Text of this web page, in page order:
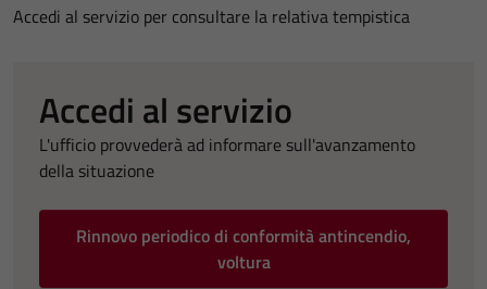
Accedi al servizio per consultare la relativa tempistica
Accedi al servizio
L'ufficio provvederà ad informare sull'avanzamento
della situazione
Rinnovo periodico di conformità antincendio,
voltura